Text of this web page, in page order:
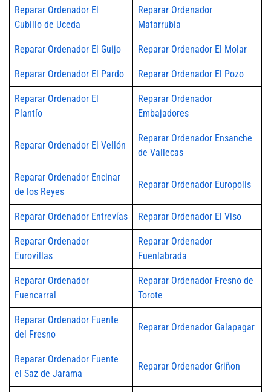
Reparar Ordenador El
Cubillo de Uceda
Reparar Ordenador
Matarrubia
Reparar Ordenador El Guijo Reparar Ordenador El Molar
Reparar Ordenador El Pardo Reparar Ordenador El Pozo
Reparar Ordenador El
Plantío
Reparar Ordenador
Embajadores
Reparar Ordenador El Vellón
Reparar Ordenador Ensanche
de Vallecas
Reparar Ordenador Encinar
de los Reyes
Reparar Ordenador Europolis
Reparar Ordenador Entrevías Reparar Ordenador El Viso
Reparar Ordenador
Eurovillas
Reparar Ordenador
Fuenlabrada
Reparar Ordenador
Fuencarral
Reparar Ordenador Fresno de
Torote
Reparar Ordenador Fuente
del Fresno
Reparar Ordenador Galapagar
Reparar Ordenador Fuente
el Saz de Jarama
Reparar Ordenador Griñon